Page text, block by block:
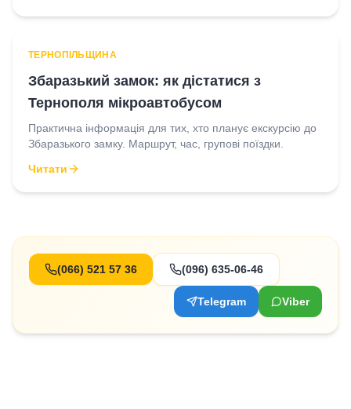
ТЕРНОПІЛЬЩИНА
Збаразький замок: як дістатися з
Тернополя мікроавтобусом
Практична інформація для тих, хто планує екскурсію до
Збаразького замку. Маршрут, час, групові поїздки.
Читати
(066) 521 57 36 (096) 635-06-46
Telegram Viber